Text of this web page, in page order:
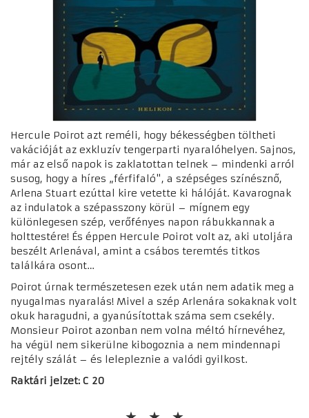
Hercule Poirot azt reméli, hogy békességben töltheti
vakációját az exkluzív tengerparti nyaralóhelyen. Sajnos,
már az első napok is zaklatottan telnek – mindenki arról
susog, hogy a híres „férfifaló", a szépséges színésznő,
Arlena Stuart ezúttal kire vetette ki hálóját. Kavarognak
az indulatok a szépasszony körül – mígnem egy
különlegesen szép, verőfényes napon rábukkannak a
holttestére! És éppen Hercule Poirot volt az, aki utoljára
beszélt Arlenával, amint a csábos teremtés titkos
találkára osont…
Poirot úrnak természetesen ezek után nem adatik meg a
nyugalmas nyaralás! Mivel a szép Arlenára sokaknak volt
okuk haragudni, a gyanúsítottak száma sem csekély.
Monsieur Poirot azonban nem volna méltó hírnevéhez,
ha végül nem sikerülne kibogoznia a nem mindennapi
rejtély szálát – és lelepleznie a valódi gyilkost.
Raktári jelzet: C 20